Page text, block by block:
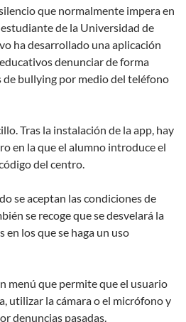
que normalmente impera en
de la Universidad de
ha desarrollado una aplicación
denunciar de forma
de bullying por medio del teléfono
Tras la instalación de la app, hay
en la que el alumno introduce el
del centro.
se aceptan las condiciones de
se recoge que se desvelará la
los que se haga un uso
menú que permite que el usuario
utilizar la cámara o el micrófono y
denuncias pasadas.